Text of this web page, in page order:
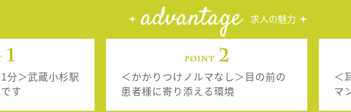
advantage 求人の魅力
分＞武蔵小杉駅
す
＜かかりつけノルマなし＞目の前の
患者様に寄り添える環境
＜
マ